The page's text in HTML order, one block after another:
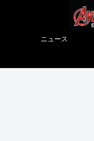
ニュース